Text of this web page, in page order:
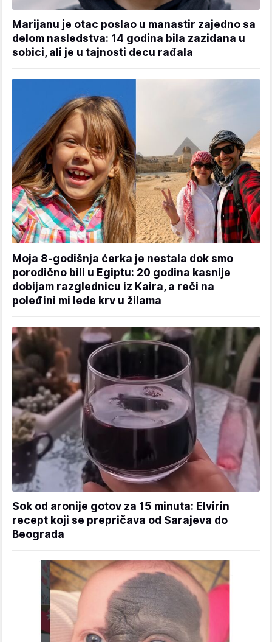
Marijanu je otac poslao u manastir zajedno sa
delom nasledstva: 14 godina bila zazidana u
sobici, ali je u tajnosti decu rađala
Moja 8-godišnja ćerka je nestala dok smo
porodično bili u Egiptu: 20 godina kasnije
dobijam razglednicu iz Kaira, a reči na
poleđini mi lede krv u žilama
Sok od aronije gotov za 15 minuta: Elvirin
recept koji se prepričava od Sarajeva do
Beograda